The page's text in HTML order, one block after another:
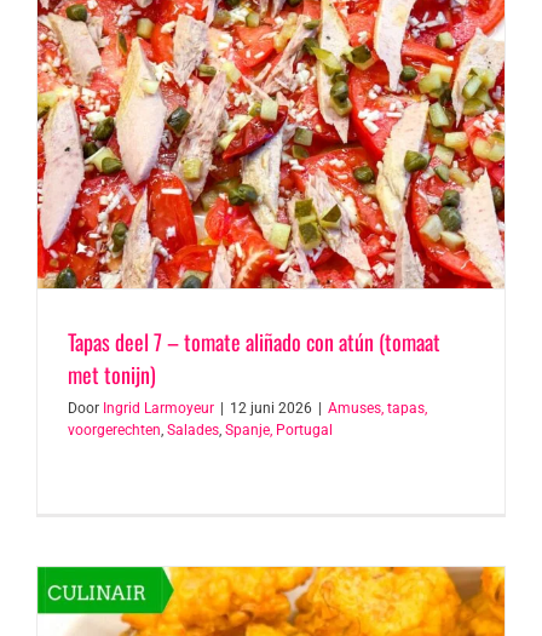
Tapas deel 7 – tomate aliñado con atún (tomaat
met tonijn)
Door Ingrid Larmoyeur 12 juni 2026
Amuses, tapas,
voorgerechten, Salades, Spanje, Portugal